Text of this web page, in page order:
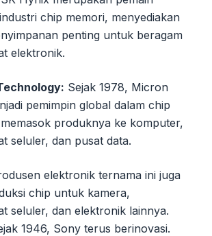
chip memori, menyediakan
penting untuk beragam
elektronik.
Sejak 1978, Micron
pemimpin global dalam chip
produknya ke komputer,
seluler, dan pusat data.
elektronik ternama ini juga
chip untuk kamera,
seluler, dan elektronik lainnya.
1946, Sony terus berinovasi.